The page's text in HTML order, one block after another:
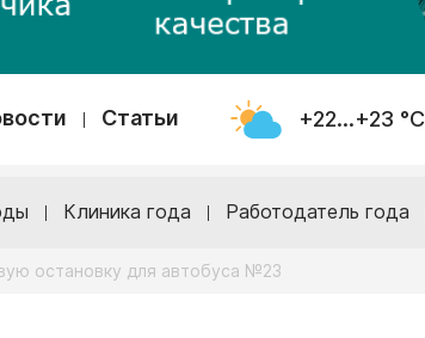
Статьи +22...+23 °С
Клиника года Работодатель года
остановку для автобуса №23